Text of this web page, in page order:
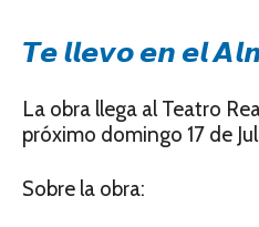
𝙏𝙚 𝙡𝙡𝙚𝙫𝙤 𝙚𝙣 𝙚𝙡
La obra llega al Teatro
próximo domingo 17 de
Sobre la obra: